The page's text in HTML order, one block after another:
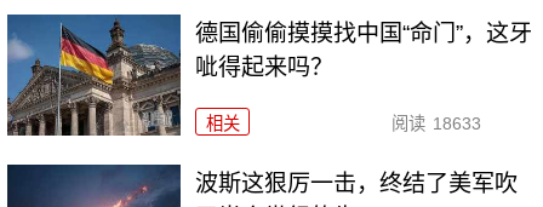
德国偷偷摸摸找中国“命门”，这牙
呲得起来吗？
相关 阅读 18633
波斯这狠厉一击，终结了美军吹